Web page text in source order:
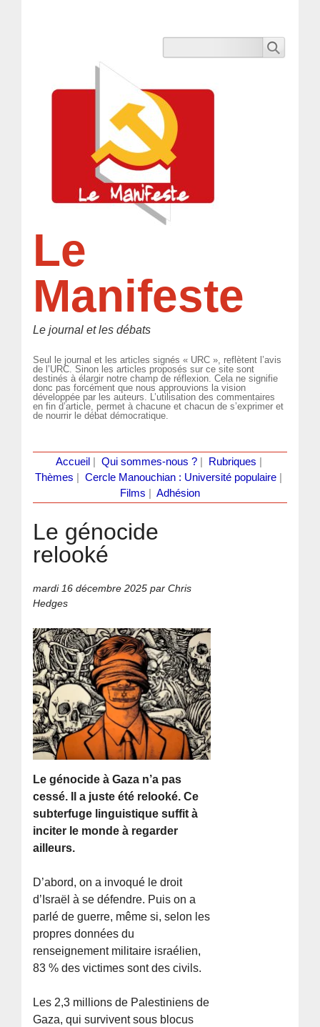
Le
Manifeste
Le journal et les débats
Seul le journal et les articles signés « URC », reflètent l’avis
de l’URC. Sinon les articles proposés sur ce site sont
destinés à élargir notre champ de réflexion. Cela ne signifie
donc pas forcément que nous approuvions la vision
développée par les auteurs. L’utilisation des commentaires
en fin d’article, permet à chacune et chacun de s’exprimer et
de nourrir le débat démocratique.
Accueil Qui sommes-nous ?| Rubriques
Thèmes
Cercle Manouchian : Université populaire
Films
Adhésion
Le génocide
relooké
mardi 16 décembre 2025 par Chris
Hedges
Le génocide à Gaza n’a pas
cessé. Il a juste été relooké. Ce
subterfuge linguistique suffit à
inciter le monde à regarder
ailleurs.
D’abord, on a invoqué le droit
d’Israël à se défendre. Puis on a
parlé de guerre, même si, selon les
propres données du
renseignement militaire israélien,
83 % des victimes sont des civils.
Les 2,3 millions de Palestiniens de
Gaza, qui survivent sous blocus